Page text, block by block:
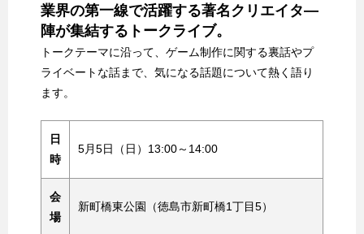
業界の第一線で活躍する著名クリエイタ―
陣が集結するトークライブ。
トークテーマに沿って、ゲーム制作に関する裏話やプ
ライベートな話まで、気になる話題について熱く語り
ます。
日
時
5月5日（日）13:00～14:00
会
場
新町橋東公園（徳島市新町橋1丁目5）